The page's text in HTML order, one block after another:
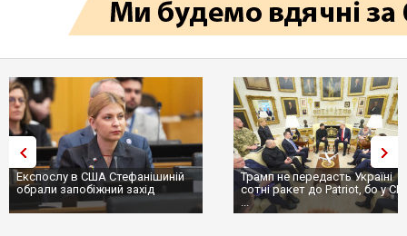
Експослу в США Стефанішиній
обрали запобіжний захід
Трамп не передасть Україні
сотні ракет до Patriot, бо у
...